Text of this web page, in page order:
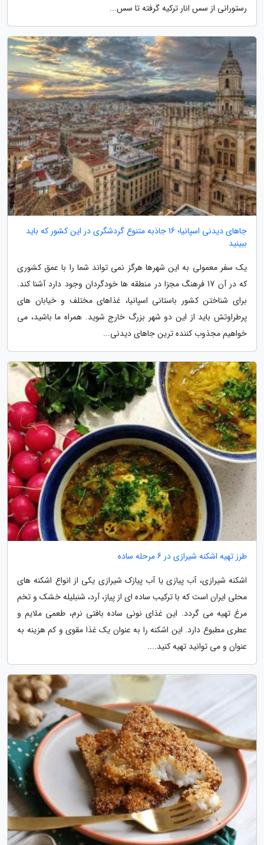
رستورانی از سس انار ترکیه گرفته تا سس...
جاهای دیدنی اسپانیا؛ 16 جاذبه متنوع گردشگری در این کشور که باید
ببینید
یک سفر معمولی به این شهرها هرگز نمی تواند شما را با عمق کشوری
که در آن 17 فرهنگ مجزا در منطقه ها خودگردان وجود دارد آشنا کند.
برای شناختن کشور باستانی اسپانیا، غذاهای مختلف و خیابان های
پرطراوتش باید از این دو شهر بزرگ خارج شوید. همراه ما باشید، می
خواهیم مجذوب کننده ترین جاهای دیدنی...
طرز تهیه اشکنه شیرازی در 6 مرحله ساده
اشکنه شیرازی، آب پیازی یا آب پیازک شیرازی یکی از انواع اشکنه های
محلی ایران است که با ترکیب ساده ای از پیاز، آرد، شنبلیله خشک و تخم
مرغ تهیه می گردد. این غذای نونی ساده بافتی نرم، طعمی ملایم و
عطری مطبوع دارد. این اشکنه را به عنوان یک غذا مقوی و کم هزینه به
عنوان و می توانید تهیه کنید....